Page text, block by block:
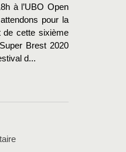
à l’UBO Open
pour la
de cette sixième
Brest 2020
d...